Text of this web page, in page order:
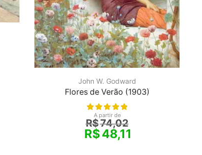
John W. Godward
Flores de Verão (1903)
A partir de
R$74,02
R$48,11